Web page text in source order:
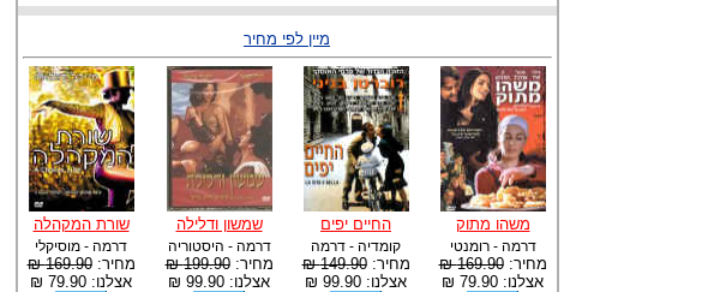
מיין לפי מחיר
משהו מתוק
דרמה - רומנטי
מחיר:169.90 ₪
אצלנו: 79.90 ₪
החיים יפים
קומדיה - דרמה
מחיר:149.90 ₪
אצלנו: 99.90 ₪
שמשון ודלילה
דרמה - היסטוריה
מחיר:199.90 ₪
אצלנו: 99.90 ₪
שורת המקהלה
דרמה - מוסיקלי
מחיר:169.90 ₪
אצלנו: 79.90 ₪